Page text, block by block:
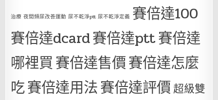
治療 夜間頻尿改善運動 尿不乾淨ptt 尿不乾淨定義 賽倍達100
賽倍達dcard賽倍達ptt賽倍達
哪裡買賽倍達售價賽倍達怎麼
吃賽倍達用法賽倍達評價超級雙